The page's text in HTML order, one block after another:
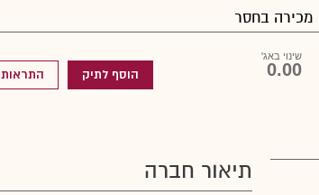
מכירה בחסר
שינוי באג'
0.00 הוסף לתיק התראות
תיאור חברה